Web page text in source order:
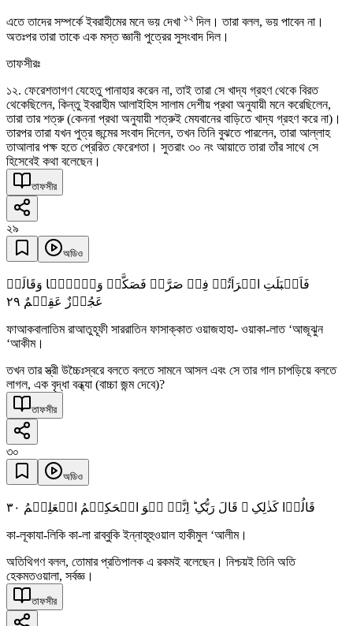
এতে তাদের সম্পর্কে ইবরাহীমের মনে ভয় দেখা ১২ দিল। তারা বলল, ভয় পাবেন না।
অতঃপর তারা তাকে এক মস্ত জ্ঞানী পুত্রের সুসংবাদ দিল।
তাফসীরঃ
১২. ফেরেশতাগণ যেহেতু পানাহার করেন না, তাই তারা সে খাদ্য গ্রহণ থেকে বিরত
থেকেছিলেন, কিন্তু ইবরাহীম আলাইহিস সালাম দেশীয় প্রথা অনুযায়ী মনে করেছিলেন,
তারা তার শত্রু (কেননা প্রথা অনুযায়ী শত্রুই মেযবানের বাড়িতে খাদ্য গ্রহণ করে না)।
তারপর তারা যখন পুত্র জন্মের সংবাদ দিলেন, তখন তিনি বুঝতে পারলেন, তারা আল্লাহ
তাআলার পক্ষ হতে প্রেরিত ফেরেশতা। সুতরাং ৩০ নং আয়াতে তারা তাঁর সাথে সে
হিসেবেই কথা বলেছেন।
তাফসীর
২৯
অডিও
فَاَقۡبَلَتِ امۡرَاَتُہٗ فِیۡ صَرَّۃٍ فَصَکَّتۡ وَجۡہَہَا وَقَالَتۡ
عَجُوۡزٌ عَقِیۡمٌ ٢٩
ফাআকবালাতিম রাআতুহূফী সাররাতিন ফাসাক্কাত ওয়াজহাহা- ওয়াকা-লাত ‘আজূঝুন
‘আকীম।
তখন তার স্ত্রী উচ্চৈঃস্বরে বলতে বলতে সামনে আসল এবং সে তার গাল চাপড়িয়ে বলতে
লাগল, এক বৃদ্ধা বন্ধ্যা (বাচ্চা জন্ম দেবে)?
তাফসীর
৩০
অডিও
قَالُوۡا کَذٰلِکِ ۙ قَالَ رَبُّکِ ؕ اِنَّہٗ ہُوَ الۡحَکِیۡمُ الۡعَلِیۡمُ ٣۰
কা-লূকাযা-লিকি কা-লা রাব্বুকি ইন্নাহূহুওয়াল হাকীমুল ‘আলীম।
অতিথিগণ বলল, তোমার প্রতিপালক এ রকমই বলেছেন। নিশ্চয়ই তিনি অতি
হেকমতওয়ালা, সর্বজ্ঞ।
তাফসীর